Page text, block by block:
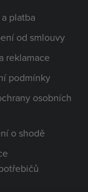
platba
od smlouvy
reklamace
podmínky
osobních
o shodě